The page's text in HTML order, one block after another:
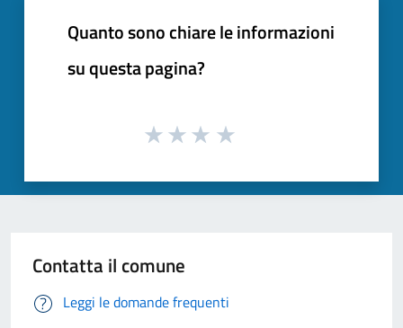
Quanto sono chiare le informazioni
su questa pagina?
Contatta il comune
Leggi le domande frequenti